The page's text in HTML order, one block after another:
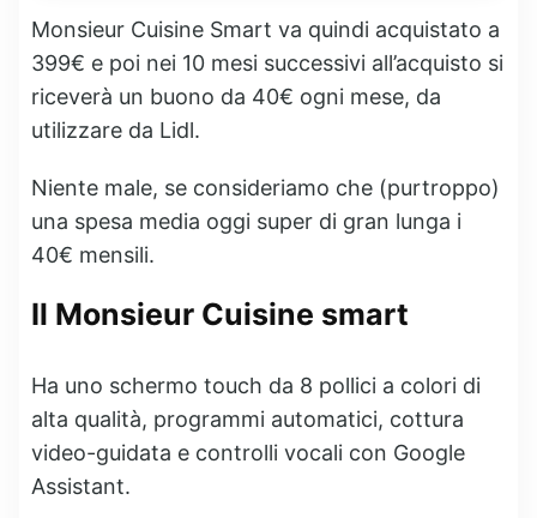
Monsieur Cuisine Smart va quindi acquistato a
399€ e poi nei 10 mesi successivi all’acquisto si
riceverà un buono da 40€ ogni mese, da
utilizzare da Lidl.
Niente male, se consideriamo che (purtroppo)
una spesa media oggi super di gran lunga i
40€ mensili.
Il Monsieur Cuisine smart
Ha uno schermo touch da 8 pollici a colori di
alta qualità, programmi automatici, cottura
video-guidata e controlli vocali con Google
Assistant.